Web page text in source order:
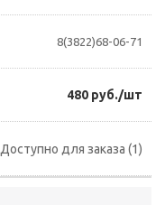
8(3822)68-06-71
480 руб./шт
Доступно для заказа (1)